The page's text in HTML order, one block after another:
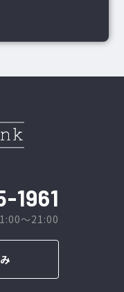
1961
～21:00